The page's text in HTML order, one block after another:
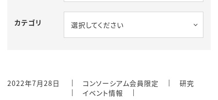
カテゴリ 選択してください
2022年7月28日 コンソーシアム会員限定
研究
イベント情報